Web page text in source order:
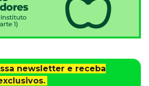
a rotina
newsletter e receba